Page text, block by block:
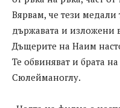
Вярвам, че тези медали
държавата и изложени
Дъщерите на Наим
Те обвиняват и брата
Сюлейманоглу.